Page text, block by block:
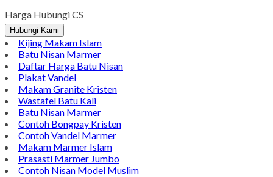
Harga Hubungi CS
Hubungi Kami
Kijing Makam Islam
Batu Nisan Marmer
Daftar Harga Batu Nisan
Plakat Vandel
Makam Granite Kristen
Wastafel Batu Kali
Batu Nisan Marmer
Contoh Bongpay Kristen
Contoh Vandel Marmer
Makam Marmer Islam
Prasasti Marmer Jumbo
Contoh Nisan Model Muslim